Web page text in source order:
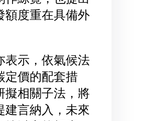
額度重在具備外
表示，依氣候法
定價的配套措
擬相關子法，將
建言納入，未來